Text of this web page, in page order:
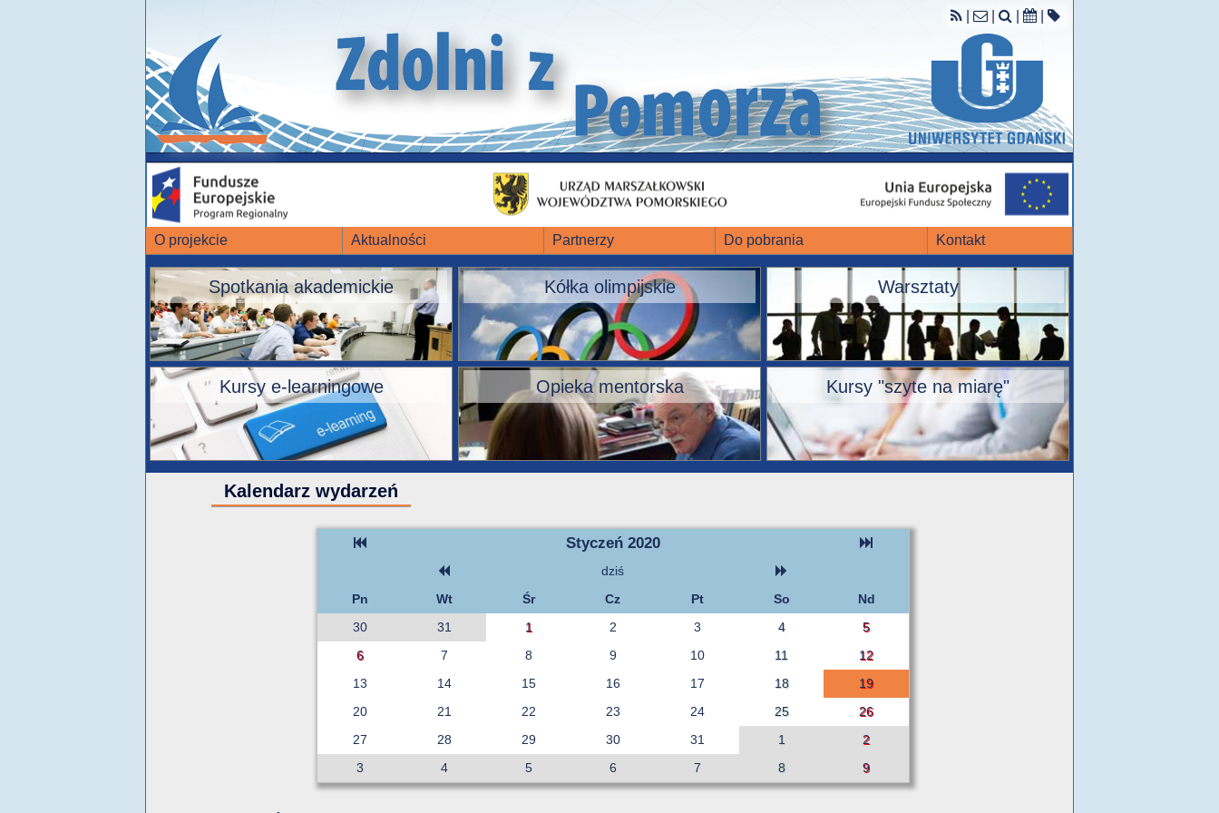
O projekcie Aktualności Partnerzy Do pobrania Kontakt
Spotkania akademickie Kółka olimpijskie Warsztaty
Kursy e-learningowe Opieka mentorska Kursy "szyte na miarę"
Kalendarz wydarzeń
Styczeń 2020
dziś
Pn
Wt Śr Cz Pt So
Nd
30
31 1 2 3 4
5
6
7 8 9 10 11
12
13
14 15 16 17 18
19
20
21 22 23 24 25
26
27
28 29 30 31 1
2
3
4 5 6 7 8 9